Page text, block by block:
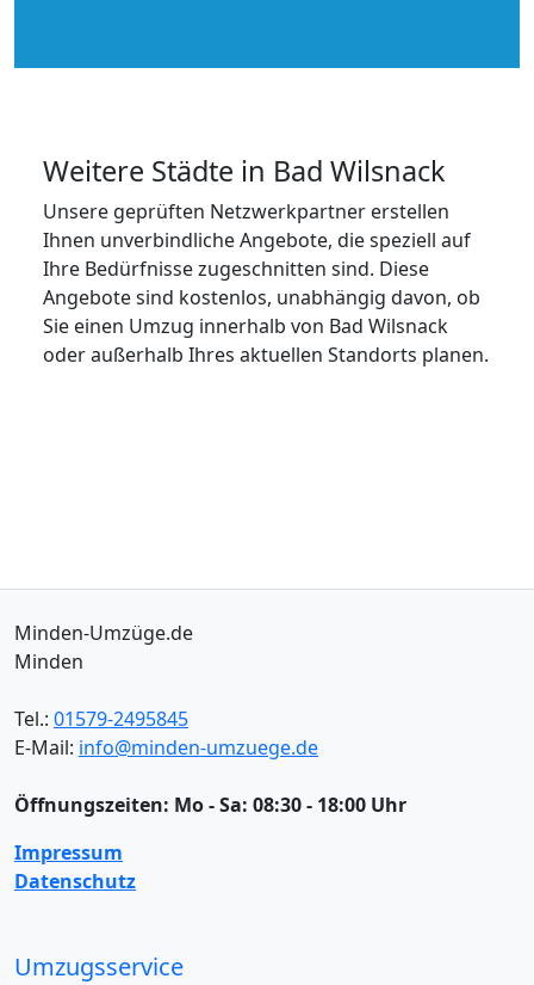
Weitere Städte in Bad Wilsnack
Unsere geprüften Netzwerkpartner erstellen
Ihnen unverbindliche Angebote, die speziell auf
Ihre Bedürfnisse zugeschnitten sind. Diese
Angebote sind kostenlos, unabhängig davon, ob
Sie einen Umzug innerhalb von Bad Wilsnack
oder außerhalb Ihres aktuellen Standorts planen.
Minden-Umzüge.de
Minden
Tel.: 01579-2495845
E-Mail: info@minden-umzuege.de
Öffnungszeiten: Mo - Sa: 08:30 - 18:00 Uhr
Impressum
Datenschutz
Umzugsservice